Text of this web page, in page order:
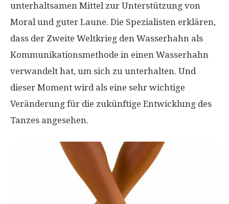
unterhaltsamen Mittel zur Unterstützung von
Moral und guter Laune. Die Spezialisten erklären,
dass der Zweite Weltkrieg den Wasserhahn als
Kommunikationsmethode in einen Wasserhahn
verwandelt hat, um sich zu unterhalten. Und
dieser Moment wird als eine sehr wichtige
Veränderung für die zukünftige Entwicklung des
Tanzes angesehen.